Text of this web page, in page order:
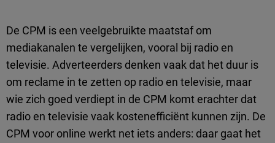
De CPM is een veelgebruikte maatstaf om
mediakanalen te vergelijken, vooral bij radio en
televisie. Adverteerders denken vaak dat het duur is
om reclame in te zetten op radio en televisie, maar
wie zich goed verdiept in de CPM komt erachter dat
radio en televisie vaak kostenefficiënt kunnen zijn. De
CPM voor online werkt net iets anders: daar gaat het